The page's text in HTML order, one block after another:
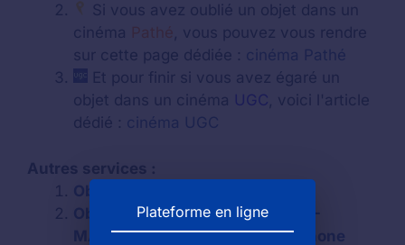
Si vous avez oublié un objet dans un
cinéma Pathé, vous pouvez vous rendre
sur cette page dédiée : cinéma Pathé
Et pour finir si vous avez égaré un
objet dans un cinéma UGC, voici l'article
dédié : cinéma UGC
Autres services :
Objets trouvés à Paris
Objet trouvé à VILLENEUVE-LÈS-
MAGUELONE : numéro de téléphone
Plateforme en ligne